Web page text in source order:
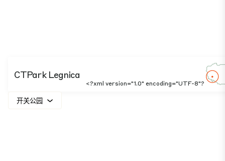
CTPark Legnica
<?xml version="1.0" encoding="UTF-8"?
开关公园